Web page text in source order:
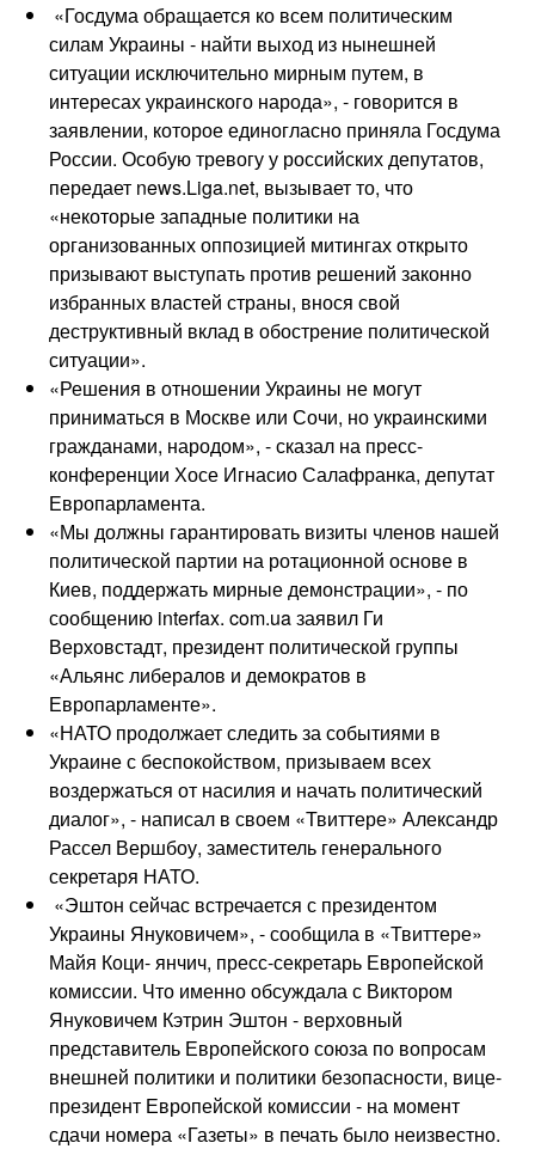
«Госдума обращается ко всем по­литическим
силам Украины - найти выход из нынешней
ситуации исклю­чительно мирным путем, в
интересах украинского народа», - говорится в
заявлении, которое единогласно приняла Госдума
России. Особую тревогу у российских депутатов,
пере­дает news.Liga.net, вызывает то, что
«некоторые западные политики на
организованных оппозицией митингах открыто
призывают выступать против решений законно
избранных властей страны, внося свой
деструктивный вклад в обострение политической
ситуации».
«Решения в отношении Украины не могут
приниматься в Москве или Сочи, но украинскими
граж­данами, народом», - сказал на пресс-
конференции Хосе Игнасио Салафранка, депутат
Европарла­мента.
«Мы должны гарантировать ви­зиты членов нашей
политической партии на ротационной основе в
Киев, поддержать мирные демон­страции», - по
сообщению interfax. com.ua заявил Ги
Верховстадт, президент политической группы
«Альянс либералов и демократов в
Европарламенте».
«НАТО продолжает следить за со­бытиями в
Украине с беспокойством, призываем всех
воздержаться от насилия и начать политический
диа­лог», - написал в своем «Твиттере» Александр
Рассел Вершбоу, заме­ститель генерального
секретаря НАТО.
«Эштон сейчас встречается с пре­зидентом
Украины Януковичем», - сообщила в «Твиттере»
Майя Коци- янчич, пресс-секретарь Европейской
комиссии. Что именно обсуждала с Виктором
Януковичем Кэтрин Эш­тон - верховный
представитель Европейского союза по вопросам
внешней политики и политики безопасности, вице-
президент Европейской комиссии - на момент
сдачи номера «Газеты» в печать бы­ло неизвестно.